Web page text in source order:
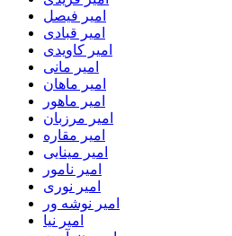
امیر فیصل
امیر قبادی
امیر کاویدی
امیر مانی
امیر ماهان
امیر ماهور
امیر مرزبان
امیر مقاره
امیر مینایی
امیر نامور
امیر نوری
امیر نوشه ور
امیر نیا